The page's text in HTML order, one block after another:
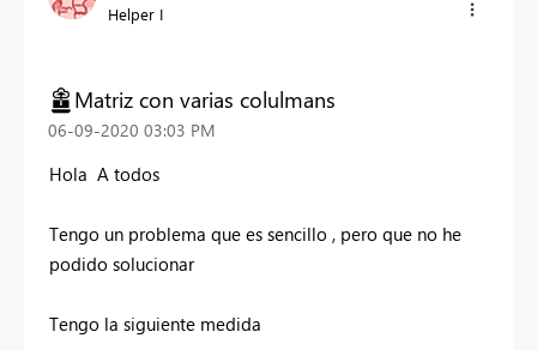
Helper I
Matriz con varias colulmans
‎06-09-2020 03:03 PM
Hola A todos
Tengo un problema que es sencillo , pero que no he
podido solucionar
Tengo la siguiente medida